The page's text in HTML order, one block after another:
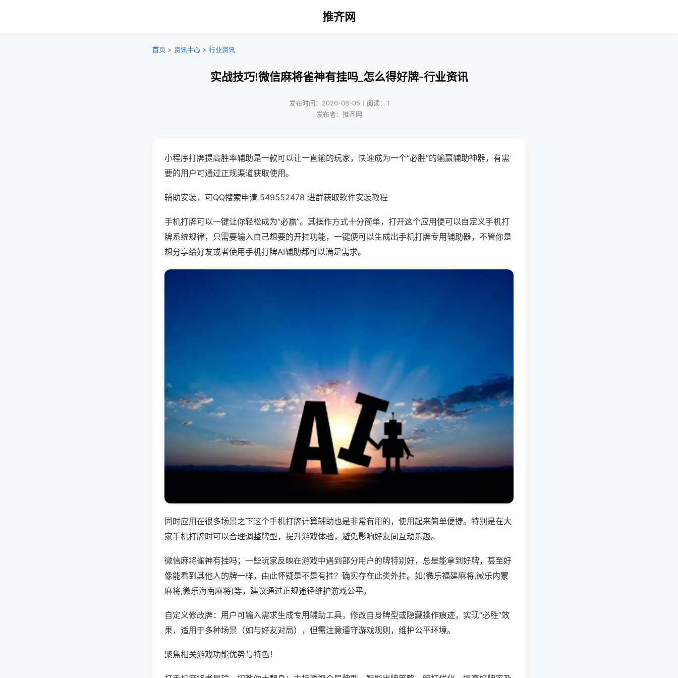
推齐网
首页 > 资讯中心 > 行业资讯
实战技巧!微信麻将雀神有挂吗_怎么得好牌-行业资讯
发布时间：2026-08-05｜阅读：1
发布者：推齐网
小程序打牌提高胜率辅助是一款可以让一直输的玩家，快速成为一个“必胜”的输赢辅助神器，有需
要的用户可通过正规渠道获取使用。
辅助安装，可QQ搜索申请 549552478 进群获取软件安装教程
手机打牌可以一键让你轻松成为“必赢”。其操作方式十分简单，打开这个应用便可以自定义手机打
牌系统规律，只需要输入自己想要的开挂功能，一键便可以生成出手机打牌专用辅助器，不管你是
想分享给好友或者使用手机打牌AI辅助都可以满足需求。
同时应用在很多场景之下这个手机打牌计算辅助也是非常有用的，使用起来简单便捷。特别是在大
家手机打牌时可以合理调整牌型，提升游戏体验，避免影响好友间互动乐趣。
微信麻将雀神有挂吗；一些玩家反映在游戏中遇到部分用户的牌特别好，总是能拿到好牌，甚至好
像能看到其他人的牌一样，由此怀疑是不是有挂？确实存在此类外挂。如(微乐福建麻将,微乐内蒙
麻将,微乐海南麻将)等，建议通过正规途径维护游戏公平。
自定义修改牌：用户可输入需求生成专用辅助工具，修改自身牌型或隐藏操作痕迹，实现“必胜”效
果，适用于多种场景（如与好友对局），但需注意遵守游戏规则，维护公平环境。
聚焦相关游戏功能优势与特色！